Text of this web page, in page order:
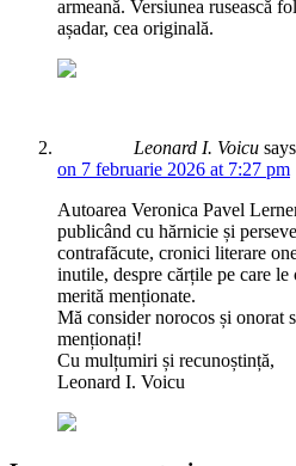
armeană. Versiunea rusească
așadar, cea originală.
Leonard I. Voicu
on 7 februarie 2026 at 7:27 pm
Autoarea Veronica Pavel
publicând cu hărnicie și
contrafăcute, cronici literare
inutile, despre cărțile pe care le
merită menționate.
Mă consider norocos și onorat
menționați!
Cu mulțumiri și recunoștință,
Leonard I. Voicu